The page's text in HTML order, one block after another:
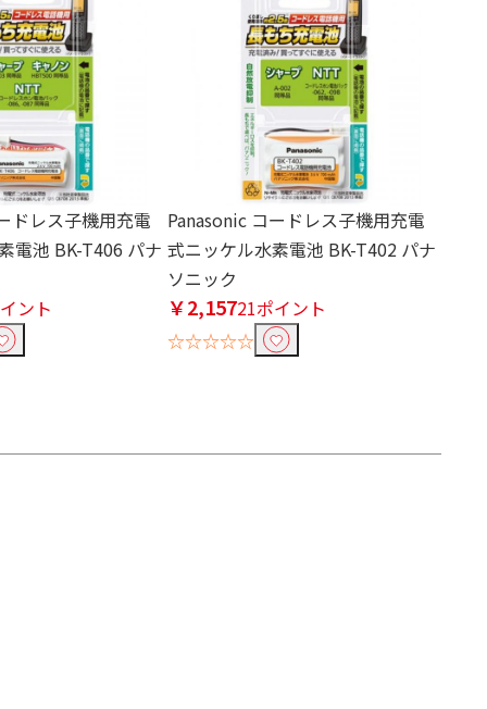
ドレス子機用充電
電池 BK-T406 パナ
ント
Panasonic コードレス子機用充電
式ニッケル水素電池 BK-T402 パナ
ソニック
￥2,15721ポイント
☆☆☆☆☆